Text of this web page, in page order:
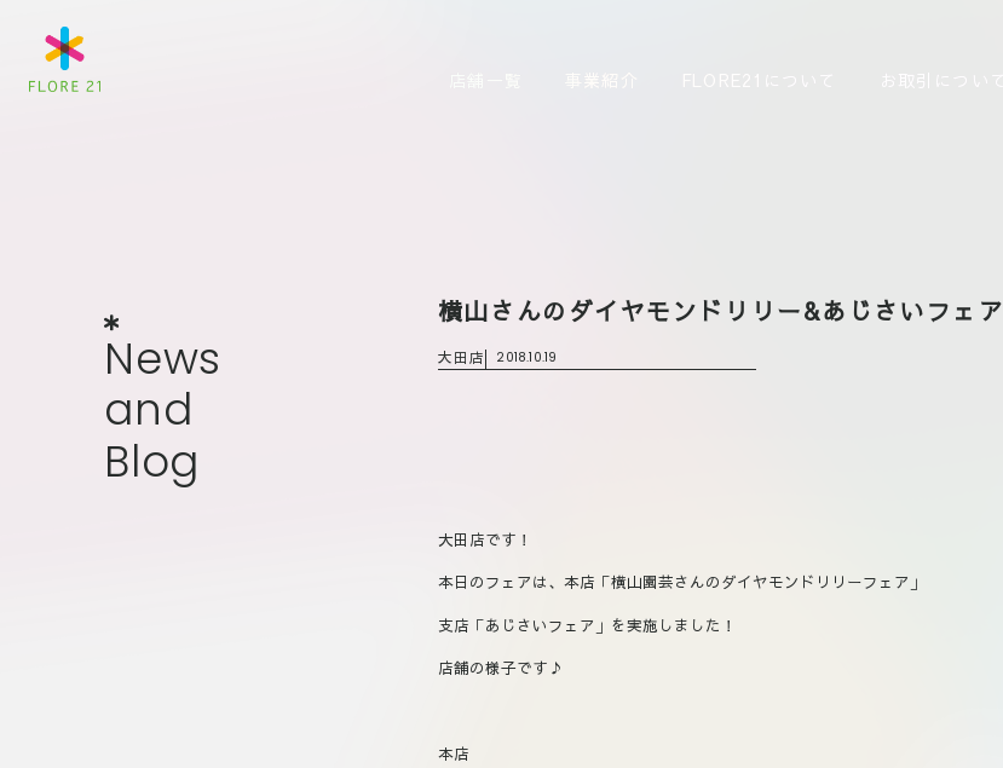
News
News
and
and
Blog
Blog
横山さんのダイヤモンドリリー&あじさいフェア
大田店 2018.10.19
大田店です！
本日のフェアは、本店「横山園芸さんのダイヤモンドリリーフェア」
支店「あじさいフェア」を実施しました！
店舗の様子です♪
本店